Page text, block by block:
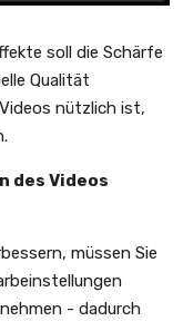
soll die Schärfe
Qualität
nützlich ist,
des Videos
müssen Sie
- dadurch